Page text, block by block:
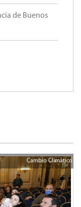
de Buenos
Cambio Climático